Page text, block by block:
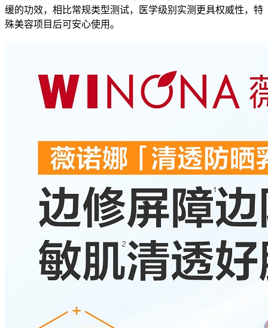
缓的功效，相比常规类型测试，医学级别实测更具权威性，特
殊美容项目后可安心使用。